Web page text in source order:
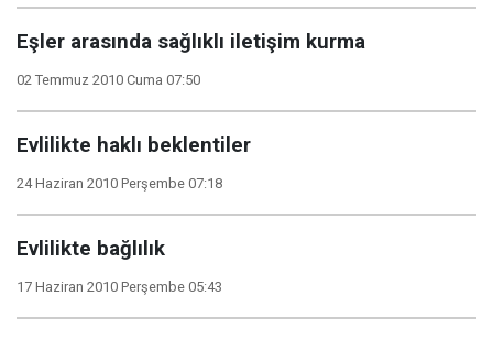
Eşler arasında sağlıklı iletişim kurma
02 Temmuz 2010 Cuma 07:50
Evlilikte haklı beklentiler
24 Haziran 2010 Perşembe 07:18
Evlilikte bağlılık
17 Haziran 2010 Perşembe 05:43